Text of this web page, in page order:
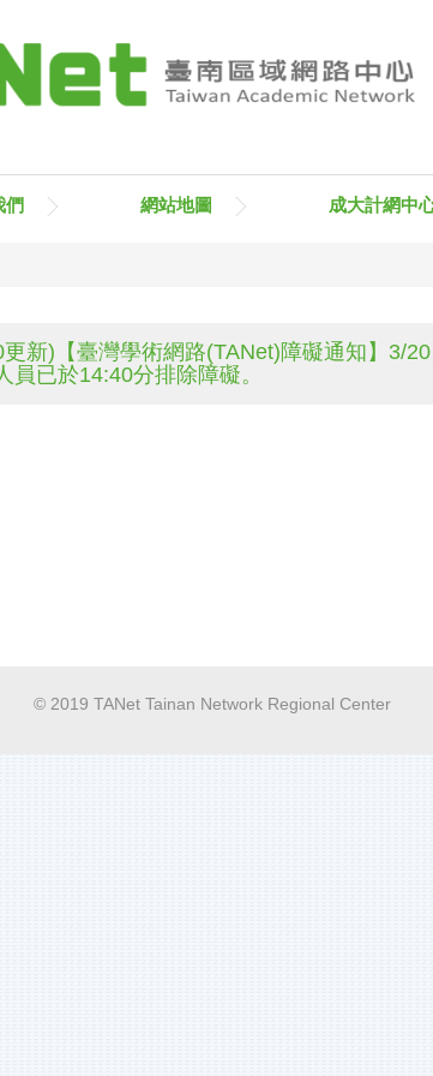
們 網站地圖 成大計網中
新)【臺灣學術網路(TANet)障礙通知】3/
員已於14:40分排除障礙。
© 2019 TANet Tainan Network Regional Center